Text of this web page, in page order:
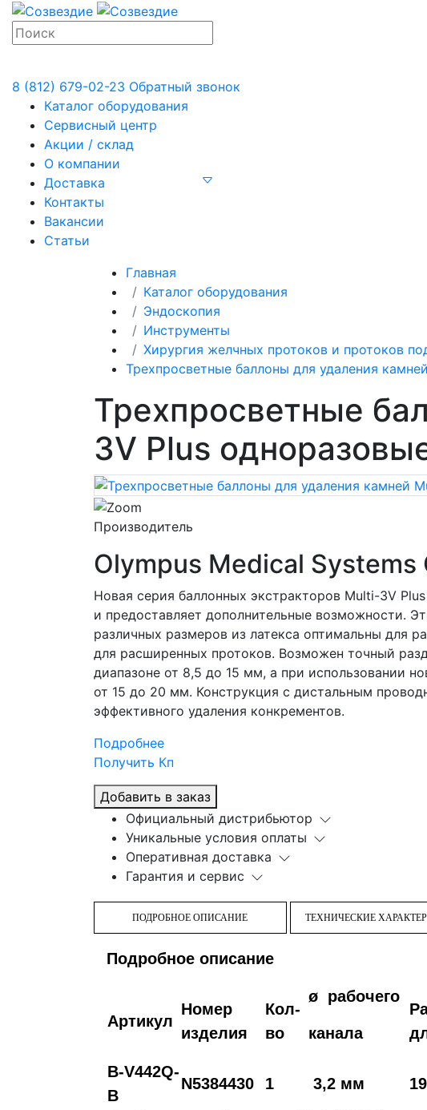
8 (812) 679-02-23 Обратный звонок
Каталог оборудования
Сервисный центр
Акции / склад
О компании
Доставка
Контакты
Вакансии
Статьи
Главная
Каталог оборудования
Эндоскопия
Инструменты
Хирургия желчных протоков и протоков
Трехпросветные баллоны для удаления
Трехпросветные
3V Plus
Производитель
Olympus Medical Systems
Новая серия баллонных экстракторов Multi-3V
и предоставляет дополнительные возможности.
различных размеров из латекса оптимальны для
для расширенных протоков. Возможен точный
диапазоне от 8,5 до 15 мм, а при использовании
от 15 до 20 мм. Конструкция с дистальным
эффективного удаления конкрементов.
Подробнее
Получить Кп
Добавить в заказ
Официальный дистрибьютор
Уникальные условия оплаты
Оперативная доставка
Гарантия и сервис
ПОДРОБНОЕ ОПИСАНИЕ ТЕХНИЧЕСКИЕ
Подробное описание
Артикул
Номер
изделия
Кол-
во
ø рабочего
канала
B-V442Q-
B
N5384430 1 3,2 мм